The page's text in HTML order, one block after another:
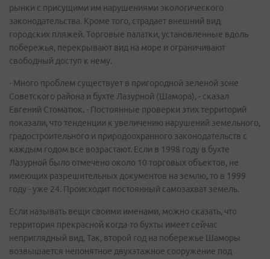
рынки с присущими им нарушениями экологического
законодательства. Кроме того, страдает внешний вид
городских пляжей. Торговые палатки, установленные вдоль
побережья, перекрывают вид на море и ограничивают
свободный доступ к нему.
- Много проблем существует в пригородной зеленой зоне
Советского района и бухте Лазурной (Шамора), - сказал
Евгений Стоматюк. - Постоянные проверки этих территорий
показали, что тенденции к увеличению нарушений земельного,
градостроительного и природоохранного законодательств с
каждым годом все возрастают. Если в 1998 году в бухте
Лазурной было отмечено около 10 торговых объектов, не
имеющих разрешительных документов на землю, то в 1999
году - уже 24. Происходит постоянный самозахват земель.
Если называть вещи своими именами, можно сказать, что
территория прекрасной когда-то бухты имеет сейчас
неприглядный вид. Так, второй год на побережье Шаморы
возвышается непонятное двухэтажное сооружение под